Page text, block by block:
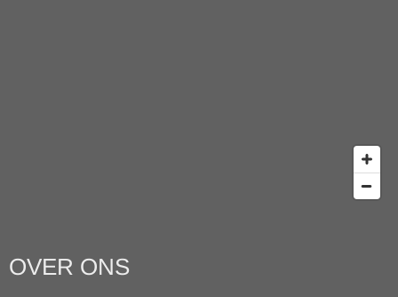
OVER ONS